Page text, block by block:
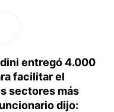
entregó 4.000
facilitar el
sectores más
dijo: